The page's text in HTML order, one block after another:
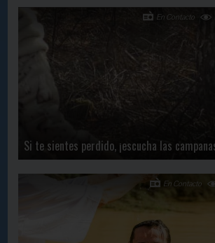
Si te sientes perdido, ¡escucha las
En Contacto
En Contacto